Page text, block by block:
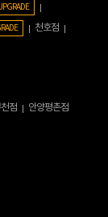
천호점
점 안양평촌점